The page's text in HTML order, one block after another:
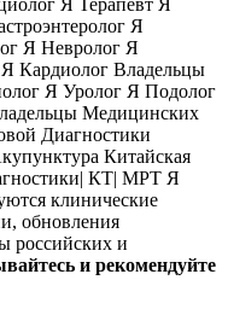
Я
Я Невролог Я
Кардиолог Владельцы
Я Уролог Я Подолог
Медицинских
Диагностики
Китайская
КТ| МРТ Я
клинические
обновления
российских и
и рекомендуйте